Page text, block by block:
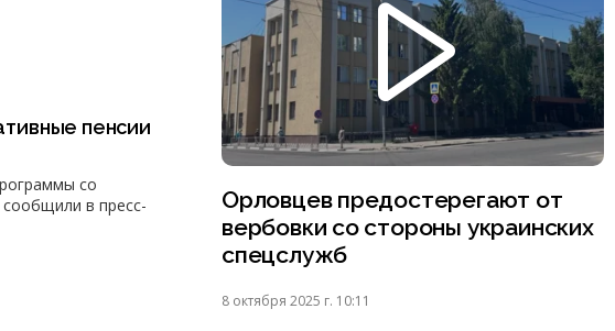
пенсии
со
в пресс-
Орловцев предостерегают от
вербовки со стороны украинских
спецслужб
8 октября 2025 г. 10:11